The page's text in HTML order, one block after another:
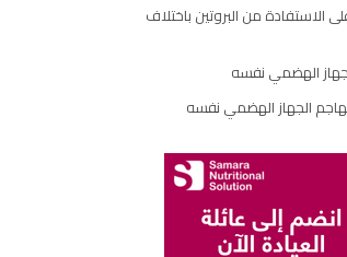
من البروتين باختلاف
الهضمي نفسه
الجهاز الهضمي نفسه